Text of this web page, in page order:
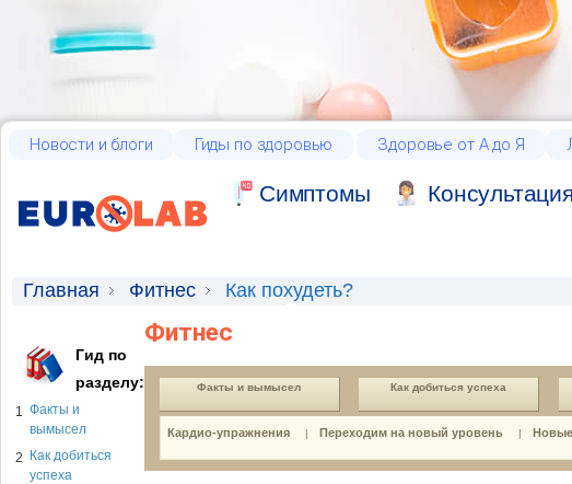
Новости и блоги Гиды по здоровью Здоровье от А до Я
Cимптомы
Главная Фитнес Как похудеть?
Гид по
разделу:
1 Факты и
вымысел
2
Как добиться
успеха
Фитнес
Факты и вымысел Как добиться успеха
Кардио-упражнения | Переходим на новый уровень |